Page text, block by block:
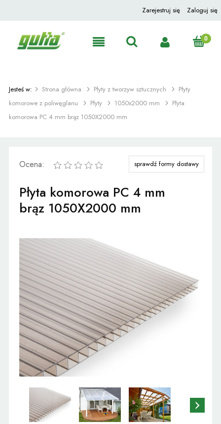
Zarejestruj się Zaloguj się
Jesteś w: Strona główna Płyty z tworzyw sztucznych
Płyty
komorowe z poliwęglanu
Płyty 1050x2000 mm
Płyta
komorowa PC 4 mm brąz 1050X2000 mm
Płyta komorowa PC 4 mm
brąz 1050X2000 mm
sprawdź formy dostawy
Ocena: